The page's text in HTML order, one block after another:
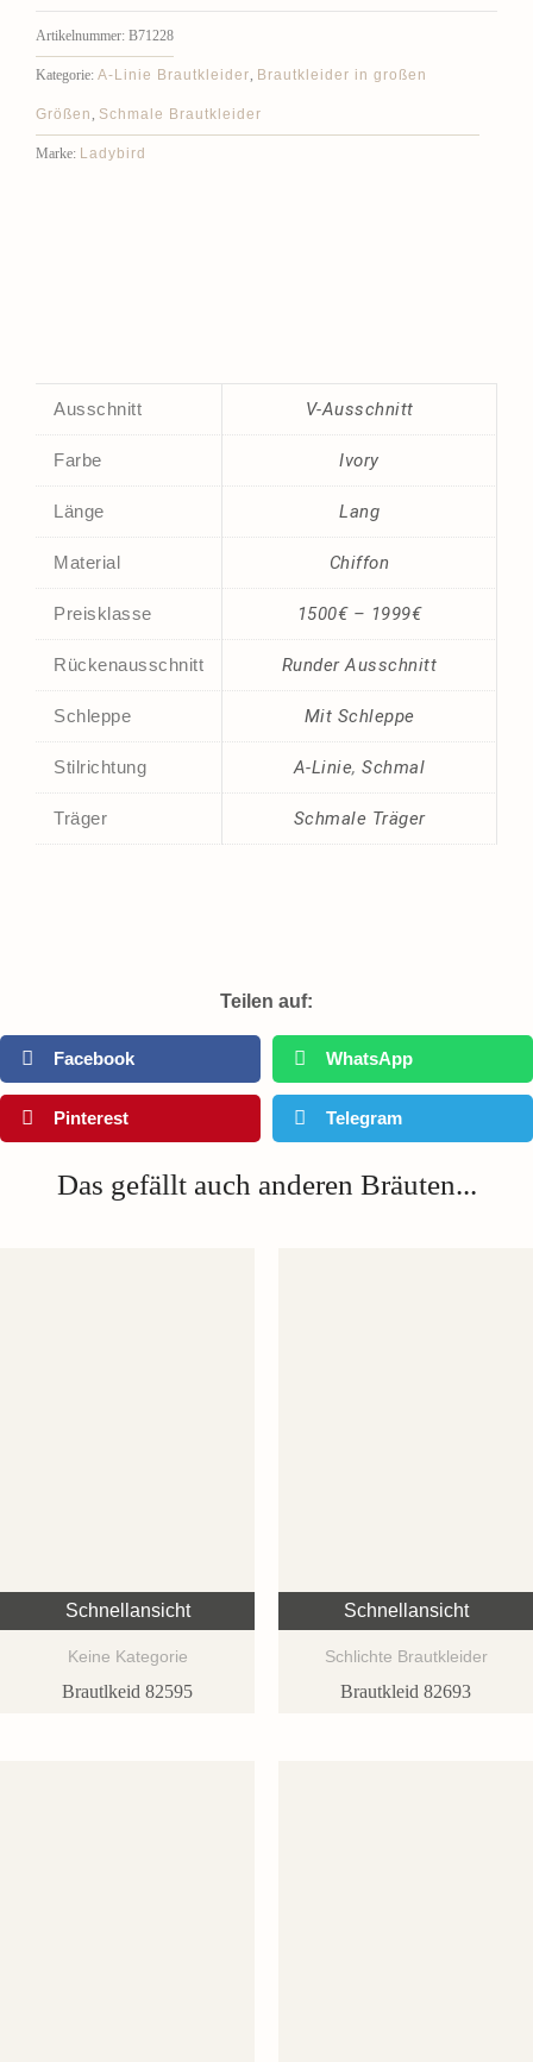
Artikelnummer: B71228
Kategorie: A-Linie Brautkleider, Brautkleider in großen
Größen, Schmale Brautkleider
Marke: Ladybird
Ausschnitt V-Ausschnitt
Farbe Ivory
Länge Lang
Material Chiffon
Preisklasse 1500€ – 1999€
Rückenausschnitt Runder Ausschnitt
Schleppe Mit Schleppe
Stilrichtung A-Linie,Schmal
Träger Schmale Träger
Teilen auf:
Facebook WhatsApp
Pinterest Telegram
Das gefällt auch anderen Bräuten...
Schnellansicht
Keine Kategorie
Brautlkeid 82595
Schnellansicht
Schlichte Brautkleider
Brautkleid 82693